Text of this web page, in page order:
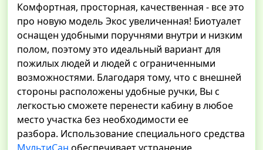
Комфортная, просторная, качественная - все это
про новую модель Экос увеличенная! Биотуалет
оснащен удобными поручнями внутри и низким
полом, поэтому это идеальный вариант для
пожилых людей и людей с ограниченными
возможностями. Благодаря тому, что с внешней
стороны расположены удобные ручки, Вы с
легкостью сможете перенести кабину в любое
место участка без необходимости ее
разбора. Использование специального средства